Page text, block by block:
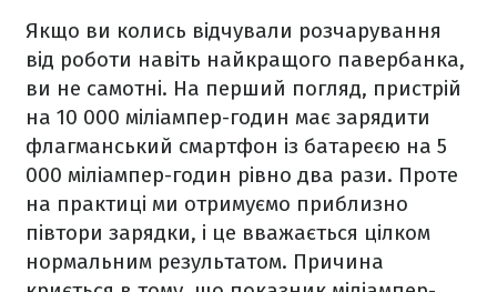
Якщо ви колись відчували розчарування
від роботи навіть найкращого павербанка,
ви не самотні. На перший погляд, пристрій
на 10 000 міліампер-годин має зарядити
флагманський смартфон із батареєю на 5
000 міліампер-годин рівно два рази. Проте
на практиці ми отримуємо приблизно
півтори зарядки, і це вважається цілком
нормальним результатом. Причина